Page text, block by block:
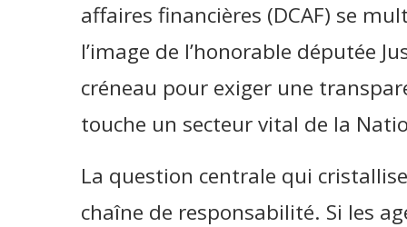
affaires financières (DCAF) se
l’image de l’honorable députée
créneau pour exiger une
touche un secteur vital de la
La question centrale qui
chaîne de responsabilité. Si les